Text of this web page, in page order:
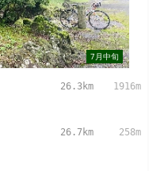
7月中旬
26.3km 1916m
26.7km 258m